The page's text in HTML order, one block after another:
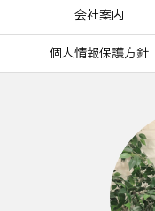
会社案内
個人情報保護方針